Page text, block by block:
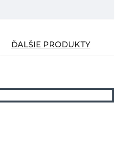
ĎALŠIE PRODUKTY